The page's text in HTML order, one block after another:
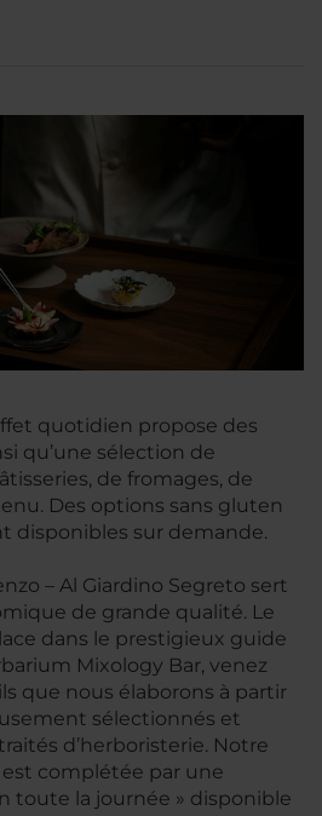
quotidien propose des
qu’une sélection de
de fromages, de
Des options sans gluten
disponibles sur demande.
– Al Giardino Segreto sert
de grande qualité. Le
dans le prestigieux guide
Mixology Bar, venez
que nous élaborons à partir
sélectionnés et
d’herboristerie. Notre
complétée par une
toute la journée » disponible